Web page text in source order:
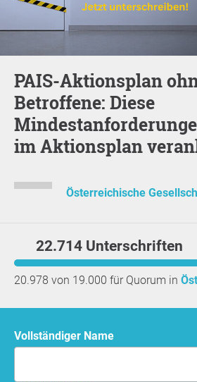
PAIS-Aktionsplan ohne
Betroffene: Diese
im Aktionsplan
Österreichische
22.714 Unterschriften
20.978 von 19.000 für Quorum in
Vollständiger Name